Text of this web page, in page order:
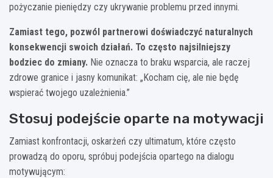
pożyczanie pieniędzy czy ukrywanie problemu przed innymi.
Zamiast tego, pozwól partnerowi doświadczyć naturalnych
konsekwencji swoich działań. To często najsilniejszy
bodziec do zmiany. Nie oznacza to braku wsparcia, ale raczej
zdrowe granice i jasny komunikat: „Kocham cię, ale nie będę
wspierać twojego uzależnienia.”
Stosuj podejście oparte na motywacji
Zamiast konfrontacji, oskarżeń czy ultimatum, które często
prowadzą do oporu, spróbuj podejścia opartego na dialogu
motywującym: